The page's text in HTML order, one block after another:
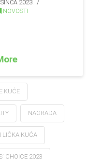
2023.
NOVOSTI
KUĆE
NAGRADA
LIČKA KUĆA
CHOICE 2023